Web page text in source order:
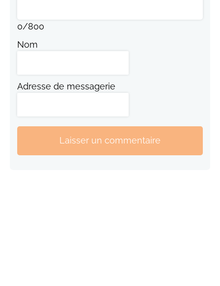
0/800
Nom
Adresse de messagerie
Laisser un commentaire